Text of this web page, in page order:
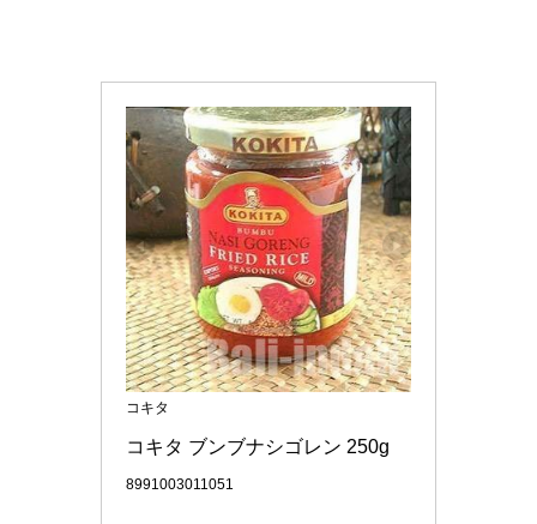
コキタ
コキタ ブンブナシゴレン 250g
8991003011051